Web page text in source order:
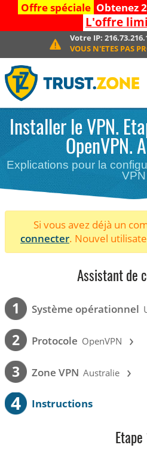
Offre spéciale Obtenez
L'offre
Votre IP:
VOUS N'ETES PAS
Installer le VPN.
OpenVPN.
Explications pour la
VPN
Si vous avez déjà un
connecter. Nouvel
Assistant de
1 Système opérationnel
2 Protocole OpenVPN ›
3 Zone VPN Australie ›
4 Instructions
Etape 1